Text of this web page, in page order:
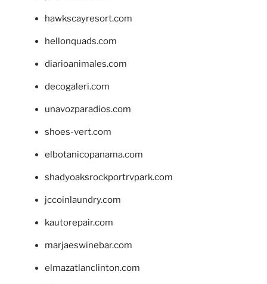
hawkscayresort.com
hellonquads.com
diarioanimales.com
decogaleri.com
unavozparadios.com
shoes-vert.com
elbotanicopanama.com
shadyoaksrockportrvpark.com
jccoinlaundry.com
kautorepair.com
marjaeswinebar.com
elmazatlanclinton.com